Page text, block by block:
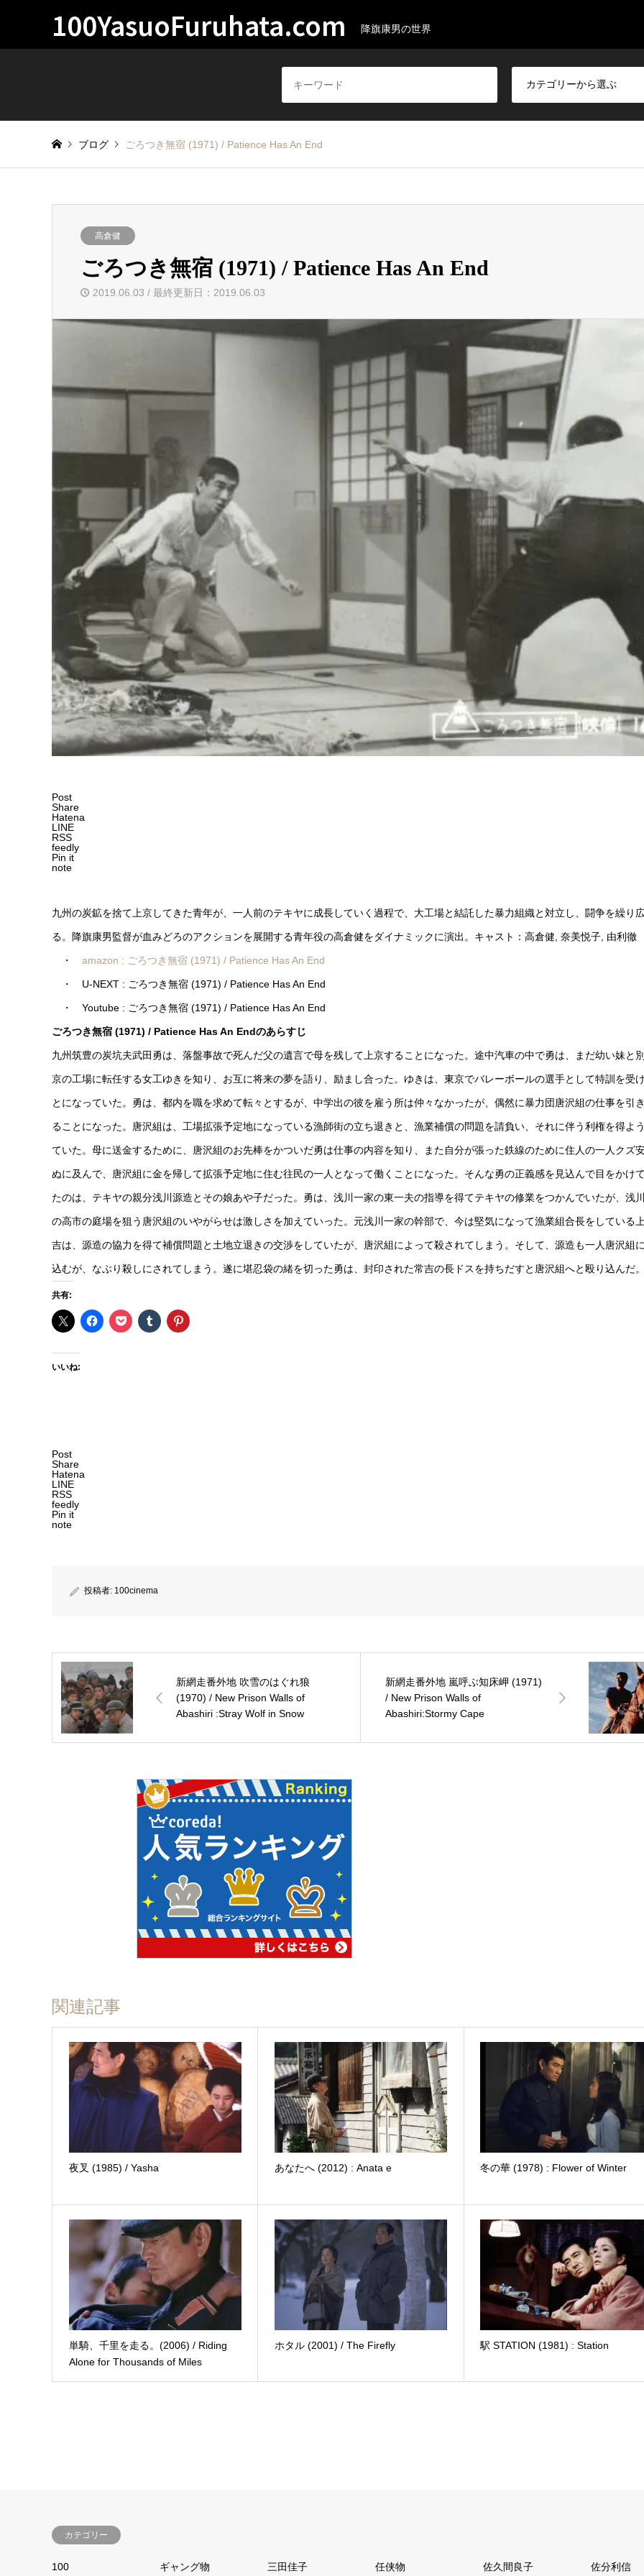
100YasuoFuruhata.com 降旗康男の世界
ブログ ごろつき無宿 (1971) / Patience Has An End
高倉健
ごろつき無宿 (1971) / Patience Has An End
2019.06.03 / 最終更新日：2019.06.03
Post
Share
Hatena
LINE
RSS
feedly
Pin it
note
九州の炭鉱を捨て上京してきた青年が、一人前のテキヤに成長していく過程で、大工場と結託した暴力組織と対立し、闘争を繰り
る。降旗康男監督が血みどろのアクションを展開する青年役の高倉健をダイナミックに演出。キャスト：高倉健, 奈美悦子, 由利徹
・ amazon : ごろつき無宿 (1971) / Patience Has An End
・ U-NEXT : ごろつき無宿 (1971) / Patience Has An End
・ Youtube : ごろつき無宿 (1971) / Patience Has An End
ごろつき無宿 (1971) / Patience Has An Endのあらすじ
九州筑豊の炭坑夫武田勇は、落盤事故で死んだ父の遺言で母を残して上京することになった。途中汽車の中で勇は、まだ幼い妹と
京の工場に転任する女工ゆきを知り、お互に将来の夢を語り、励まし合った。ゆきは、東京でバレーボールの選手として特訓を受
とになっていた。勇は、都内を職を求めて転々とするが、中学出の彼を雇う所は仲々なかったが、偶然に暴力団唐沢組の仕事を引
ることになった。唐沢組は、工場拡張予定地になっている漁師街の立ち退きと、漁業補償の問題を請負い、それに伴う利権を得よ
ていた。母に送金するために、唐沢組のお先棒をかついだ勇は仕事の内容を知り、また自分が張った鉄線のために住人の一人クズ
ぬに及んで、唐沢組に金を帰して拡張予定地に住む往民の一人となって働くことになった。そんな勇の正義感を見込んで目をかけ
たのは、テキヤの親分浅川源造とその娘あや子だった。勇は、浅川一家の東一夫の指導を得てテキヤの修業をつかんでいたが、浅
の高市の庭場を狙う唐沢組のいやがらせは激しさを加えていった。元浅川一家の幹部で、今は堅気になって漁業組合長をしている
吉は、源造の協力を得て補償問題と土地立退きの交渉をしていたが、唐沢組によって殺されてしまう。そして、源造も一人唐沢組
込むが、なぶり殺しにされてしまう。遂に堪忍袋の緒を切った勇は、封印された常吉の長ドスを持ちだすと唐沢組へと殴り込んだ
共有:
いいね:
Post
Share
Hatena
LINE
RSS
feedly
Pin it
note
投稿者: 100cinema
新網走番外地 吹雪のはぐれ狼
(1970) / New Prison Walls of
Abashiri :Stray Wolf in Snow
新網走番外地 嵐呼ぶ知床岬 (1971)
/ New Prison Walls of
Abashiri:Stormy Cape
関連記事
夜叉 (1985) / Yasha あなたへ (2012) : Anata e 冬の華 (1978) : Flower of Winter
単騎、千里を走る。(2006) / Riding
Alone for Thousands of Miles
ホタル (2001) / The Firefly 駅 STATION (1981) : Station
カテゴリー
100 ギャング物 三田佳子 任侠物 佐久間良子 佐分利信